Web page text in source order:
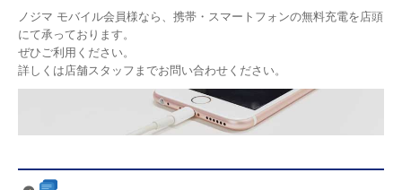
ノジマ モバイル会員様なら、携帯・スマートフォンの無料充電を店頭
にて承っております。
ぜひご利用ください。
詳しくは店舗スタッフまでお問い合わせください。